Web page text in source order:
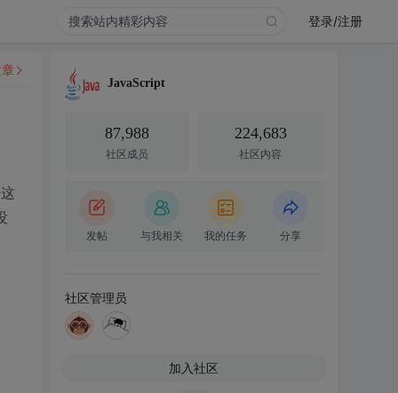
登录/注册
JavaScript
87,988
社区成员
224,683
社区内容
发帖 与我相关 我的任务 分享
社区管理员
加入社区